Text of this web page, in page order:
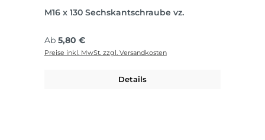
M16 x 130 Sechskantschraube vz.
Regulärer Preis:
Ab 5,80 €
Preise inkl. MwSt. zzgl. Versandkosten
Details